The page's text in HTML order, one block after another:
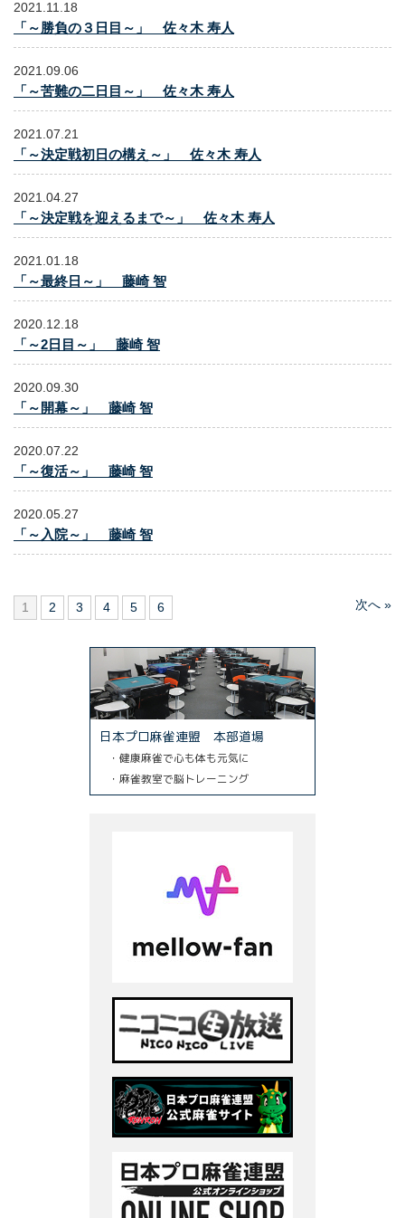
2021.11.18
「～勝負の３日目～」 佐々木 寿人
2021.09.06
「～苦難の二日目～」 佐々木 寿人
2021.07.21
「～決定戦初日の構え～」 佐々木 寿人
2021.04.27
「～決定戦を迎えるまで～」 佐々木 寿人
2021.01.18
「～最終日～」 藤崎 智
2020.12.18
「～2日目～」 藤崎 智
2020.09.30
「～開幕～」 藤崎 智
2020.07.22
「～復活～」 藤崎 智
2020.05.27
「～入院～」 藤崎 智
1 2 3 4 5 6 次へ »
日本プロ麻雀連盟 本部道場
・健康麻雀で心も体も元気に
・麻雀教室で脳トレーニング